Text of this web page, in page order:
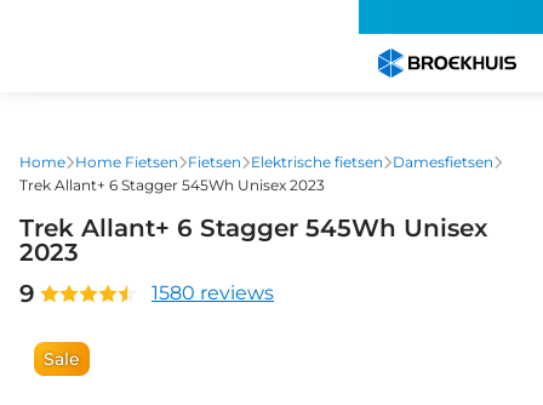
gaan
Home Home Fietsen Fietsen Elektrische fietsen
Damesfietsen
Trek Allant+ 6 Stagger 545Wh Unisex 2023
Trek Allant+ 6 Stagger 545Wh Unisex
2023
9
1580 reviews
Sale